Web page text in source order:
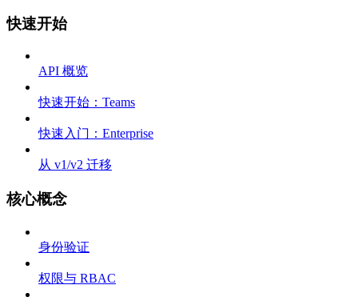
快速开始
API 概览
快速开始：Teams
快速入门：Enterprise
从 v1/v2 迁移
核心概念
身份验证
权限与 RBAC